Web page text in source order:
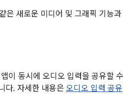
은 새로운 미디어 및 그래픽 기능과
이 동시에 오디오 입력을 공유할 수
다. 자세한 내용은 오디오 입력 공유